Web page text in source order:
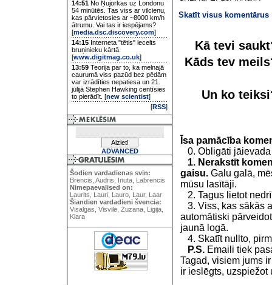
14:51 No Ņujorkas uz Londonu
54 minūtēs. Tas viss ar vilcienu,
kas pārvietosies ar ~8000 km/h
ātrumu. Vai tas ir iespējams?
[media.dsc.discovery.com]
14:15 Interneta "tētis" iecelts
bruņinieku kārtā.
[www.digitmag.co.uk]
13:59 Teorija par to, ka melnajā
caurumā viss pazūd bez pēdām
var izrādīties nepatiesa un 21.
jūlijā Stephen Hawking centīsies
to pierādīt. [new scientist]
[RSS]
ADVANCED
Šodien vardadienas svin:
Brencis, Audris, Inuta, Labrencis
Nimepaevalised on:
Laurits, Lauri, Lauro, Laur, Laar
Šiandien vardadieni švencia:
Visalgas, Visvilė, Zuzana, Ligija,
Klara
Skatīt visus komentārus
Kā tevi
Kāds tev
Un ko
Īsa pamācība
0. Obligāti jāievada
1. Nerakstīt
gaisu. Galu galā,
mūsu lasītāji.
2. Tagus lietot
3. Viss, kas sākās
automātiski
jaunā logā.
4. Skatīt nullto,
P.S. Emaili tiek
Tagad, visiem jums
ir ieslēgts, uzspiežot